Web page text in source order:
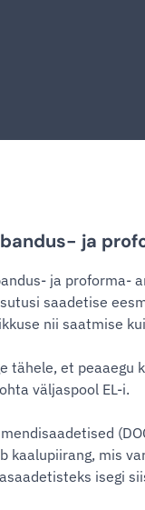
ja
ja proforma-
saadetise
nii saatmise
tähele, et peaaegu
väljaspool EL-i.
kaalupiirang, mis
isegi